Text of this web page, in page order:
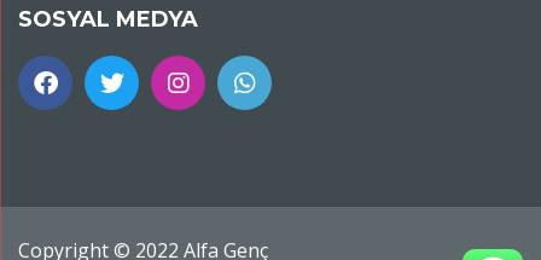
SOSYAL MEDYA
Copyright © 2022 Alfa Genç